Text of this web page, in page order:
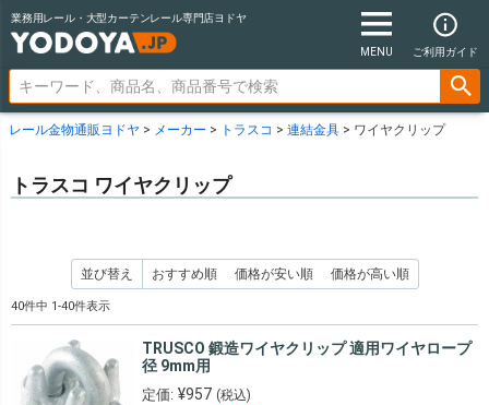
業務用レール・大型カーテンレール専門店ヨドヤ
MENU ご利用ガイド
レール金物通販ヨドヤ メーカー トラスコ 連結金具 ワイヤクリップ
トラスコ ワイヤクリップ
並び替え おすすめ順 価格が安い順 価格が高い順
40件中 1-40件表示
TRUSCO 鍛造ワイヤクリップ 適用ワイヤロープ
径 9mm用
定価: ¥957 (税込)